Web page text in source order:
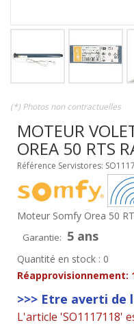
(*) Photos non contractuelles
MOTEUR
OREA 50 RTS
Référence Servistores:
Moteur Somfy Orea 50
Garantie: 5 ans
Quantité en stock : 0
Réapprovisionnement:
>>> Etre averti de
L'article 'SO1117118'